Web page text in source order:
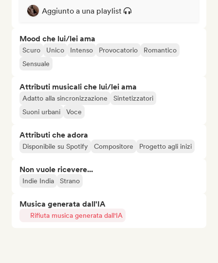
Aggiunto a una playlist
Mood che lui/lei ama
Scuro Unico Intenso Provocatorio
Romantico
Sensuale
Attributi musicali che lui/lei ama
Adatto alla sincronizzazione
Sintetizzatori
Suoni urbani
Voce
Attributi che adora
Disponibile su Spotify Compositore Progetto agli inizi
Non vuole ricevere...
Indie India Strano
Musica generata dall'IA
Rifiuta musica generata dall'IA